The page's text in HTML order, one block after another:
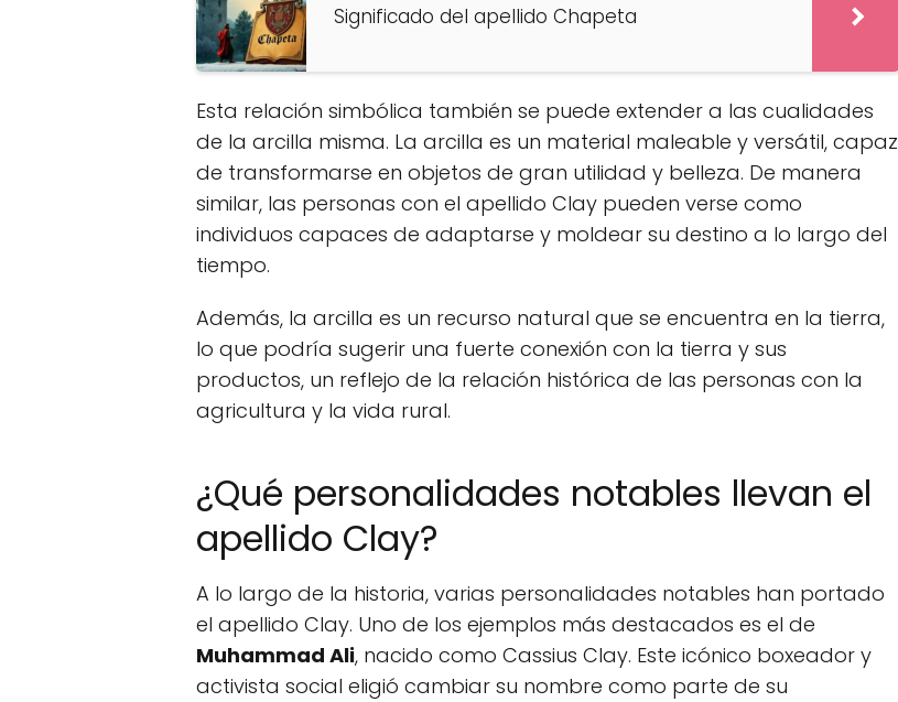
Significado del apellido Chapeta
Esta relación simbólica también se puede extender a las cualidades
de la arcilla misma. La arcilla es un material maleable y versátil, capaz
de transformarse en objetos de gran utilidad y belleza. De manera
similar, las personas con el apellido Clay pueden verse como
individuos capaces de adaptarse y moldear su destino a lo largo del
tiempo.
Además, la arcilla es un recurso natural que se encuentra en la tierra,
lo que podría sugerir una fuerte conexión con la tierra y sus
productos, un reflejo de la relación histórica de las personas con la
agricultura y la vida rural.
¿Qué personalidades notables llevan el
apellido Clay?
A lo largo de la historia, varias personalidades notables han portado
el apellido Clay. Uno de los ejemplos más destacados es el de
Muhammad Ali, nacido como Cassius Clay. Este icónico boxeador y
activista social eligió cambiar su nombre como parte de su